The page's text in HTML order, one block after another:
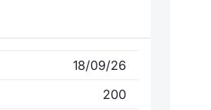
18/09/26
200